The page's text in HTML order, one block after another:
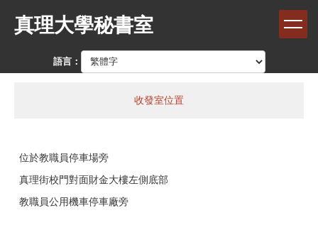
真理大學秘書室
語言：
收發室位置
位於教職員停車場旁
真理街校門對面財金大樓左側底部
教職員公用機車停車廠旁